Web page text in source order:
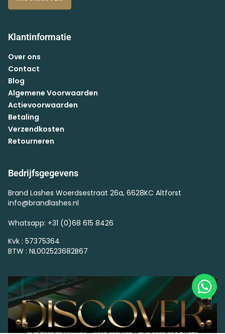
Klantinformatie
Over ons
Contact
Blog
Algemene Voorwaarden
Actievoorwaarden
Betaling
Verzendkosten
Retourneren
Bedrijfsgegevens
Brand Lashes Woerdsestraat 26a, 6628KC Altforst
info@brandlashes.nl
Whatsapp: +31 (0)68 615 8426
Kvk : 57375364
BTW : NL002523682B67